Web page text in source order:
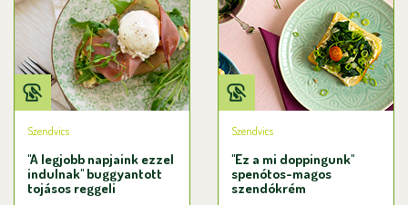
Szendvics
"A legjobb napjaink ezzel
indulnak" buggyantott
tojásos reggeli
Szendvics
"Ez a mi doppingunk"
spenótos-magos
szendókrém